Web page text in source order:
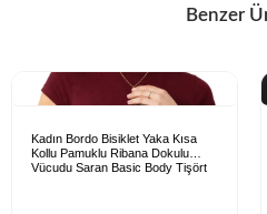
Benzer
Kadın Bordo Bisiklet Yaka Kısa
Kollu Pamuklu Ribana Dokulu
Vücudu Saran Basic Body Tişört